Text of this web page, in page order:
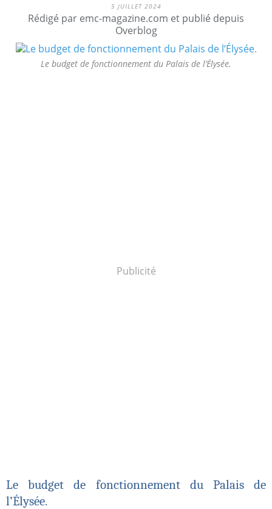
5 JUILLET 2024
Rédigé par emc-magazine.com et publié depuis
Overblog
Le budget de fonctionnement du Palais de l’Élysée.
Publicité
Le budget de fonctionnement du Palais de
l’Élysée.